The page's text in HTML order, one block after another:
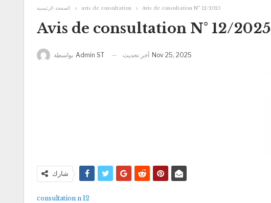
الصفحة الرئيسية avis de consultation Avis de consultation N° 12/2025
Avis de consultation N° 12/2025
Admin ST آخر تحديث Nov 25, 2025
شارك
consultation n 12